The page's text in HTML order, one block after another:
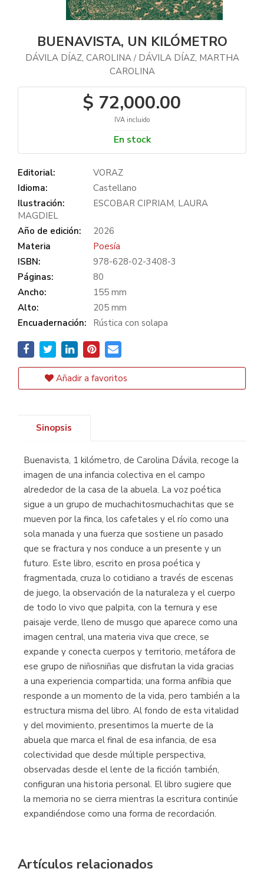
BUENAVISTA, UN KILÓMETRO
DÁVILA DÍAZ, CAROLINA/ DÁVILA DÍAZ, MARTHA
CAROLINA
$ 72,000.00
IVA incluido
En stock
Editorial:
VORAZ
Idioma:
Castellano
Ilustración:
ESCOBAR CIPRIAM, LAURA
MAGDIEL
Año de edición:
2026
Materia
Poesía
ISBN:
978-628-02-3408-3
Páginas:
80
Ancho:
155 mm
Alto:
205 mm
Encuadernación:
Rústica con solapa
Añadir a favoritos
Sinopsis
Buenavista, 1 kilómetro, de Carolina Dávila, recoge la
imagen de una infancia colectiva en el campo
alrededor de la casa de la abuela. La voz poética
sigue a un grupo de muchachitosmuchachitas que se
mueven por la finca, los cafetales y el río como una
sola manada y una fuerza que sostiene un pasado
que se fractura y nos conduce a un presente y un
futuro. Este libro, escrito en prosa poética y
fragmentada, cruza lo cotidiano a través de escenas
de juego, la observación de la naturaleza y el cuerpo
de todo lo vivo que palpita, con la ternura y ese
paisaje verde, lleno de musgo que aparece como una
imagen central, una materia viva que crece, se
expande y conecta cuerpos y territorio, metáfora de
ese grupo de niñosniñas que disfrutan la vida gracias
a una experiencia compartida; una forma anfibia que
responde a un momento de la vida, pero también a la
estructura misma del libro. Al fondo de esta vitalidad
y del movimiento, presentimos la muerte de la
abuela que marca el final de esa infancia, de esa
colectividad que desde múltiple perspectiva,
observadas desde el lente de la ficción también,
configuran una historia personal. El libro sugiere que
la memoria no se cierra mientras la escritura continúe
expandiéndose como una forma de recordación.
Artículos relacionados